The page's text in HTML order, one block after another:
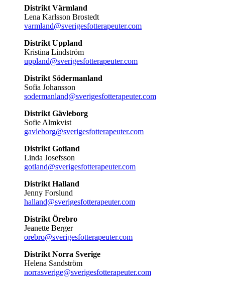
Distrikt Värmland
Lena Karlsson Brostedt
varmland@sverigesfotterapeuter.com
Distrikt Uppland
Kristina Lindström
uppland@sverigesfotterapeuter.com
Distrikt Södermanland
Sofia Johansson
sodermanland@sverigesfotterapeuter.com
Distrikt Gävleborg
Sofie Almkvist
gavleborg@sverigesfotterapeuter.com
Distrikt Gotland
Linda Josefsson
gotland@sverigesfotterapeuter.com
Distrikt Halland
Jenny Forslund
halland@sverigesfotterapeuter.com
Distrikt Örebro
Jeanette Berger
orebro@sverigesfotterapeuter.com
Distrikt Norra Sverige
Helena Sandström
norrasverige@sverigesfotterapeuter.com